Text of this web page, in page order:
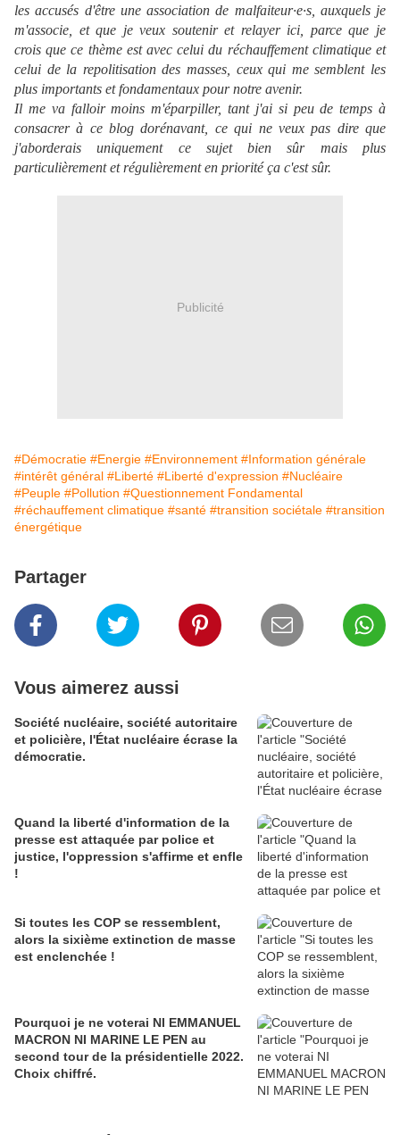
les accusés d'être une association de malfaiteur·e·s, auxquels je
m'associe, et que je veux soutenir et relayer ici, parce que je
crois que ce thème est avec celui du réchauffement climatique et
celui de la repolitisation des masses, ceux qui me semblent les
plus importants et fondamentaux pour notre avenir.
Il me va falloir moins m'éparpiller, tant j'ai si peu de temps à
consacrer à ce blog dorénavant, ce qui ne veux pas dire que
j'aborderais uniquement ce sujet bien sûr mais plus
particulièrement et régulièrement en priorité ça c'est sûr.
Publicité
#Démocratie #Energie #Environnement #Information générale
#intérêt général #Liberté #Liberté d'expression #Nucléaire
#Peuple #Pollution #Questionnement Fondamental
#réchauffement climatique #santé #transition sociétale #transition
énergétique
Partager
Vous aimerez aussi
Société nucléaire, société autoritaire
et policière, l'État nucléaire écrase la
démocratie.
Quand la liberté d'information de la
presse est attaquée par police et
justice, l'oppression s'affirme et enfle
!
Si toutes les COP se ressemblent,
alors la sixième extinction de masse
est enclenchée !
Pourquoi je ne voterai NI EMMANUEL
MACRON NI MARINE LE PEN au
second tour de la présidentielle 2022.
Choix chiffré.